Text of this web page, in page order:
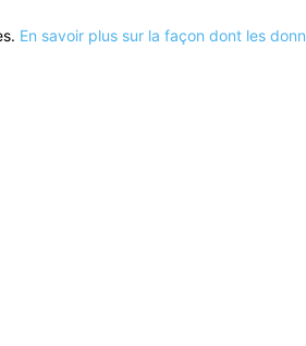
En savoir plus sur la façon dont les